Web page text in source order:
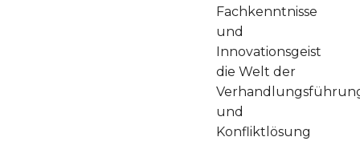
Fachkenntnisse
und
Innovationsgeist
die Welt der
und
Konfliktlösung